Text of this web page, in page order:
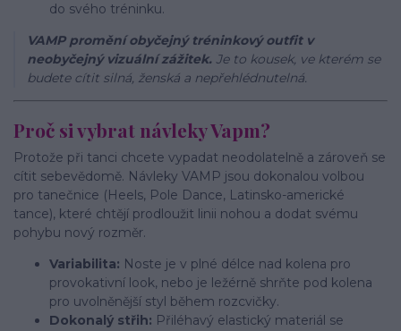
do svého tréninku.
VAMP promění obyčejný tréninkový outfit v
neobyčejný vizuální zážitek. Je to kousek, ve kterém se
budete cítit silná, ženská a nepřehlédnutelná.
Proč si vybrat návleky Vapm?
Protože při tanci chcete vypadat neodolatelně a zároveň se
cítit sebevědomě. Návleky VAMP jsou dokonalou volbou
pro tanečnice (Heels, Pole Dance, Latinsko-americké
tance), které chtějí prodloužit linii nohou a dodat svému
pohybu nový rozměr.
Variabilita: Noste je v plné délce nad kolena pro
provokativní look, nebo je ležérně shrňte pod kolena
pro uvolněnější styl během rozcvičky.
Dokonalý střih: Přiléhavý elastický materiál se